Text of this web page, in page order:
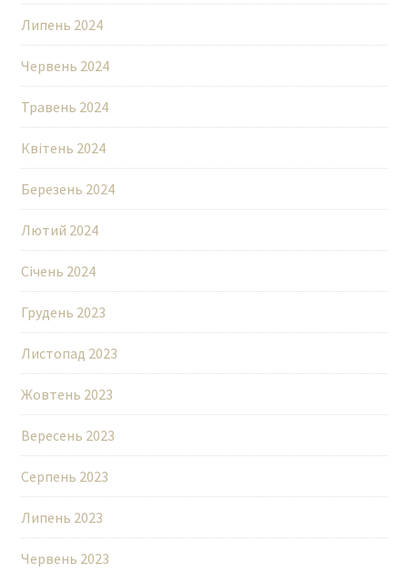
Липень 2024
Червень 2024
Травень 2024
Квітень 2024
Березень 2024
Лютий 2024
Січень 2024
Грудень 2023
Листопад 2023
Жовтень 2023
Вересень 2023
Серпень 2023
Липень 2023
Червень 2023